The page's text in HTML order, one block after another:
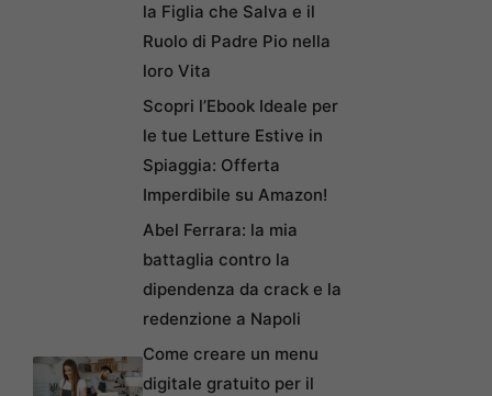
la Figlia che Salva e il
Ruolo di Padre Pio nella
loro Vita
Scopri l’Ebook Ideale per
le tue Letture Estive in
Spiaggia: Offerta
Imperdibile su Amazon!
Abel Ferrara: la mia
battaglia contro la
dipendenza da crack e la
redenzione a Napoli
Come creare un menu
digitale gratuito per il